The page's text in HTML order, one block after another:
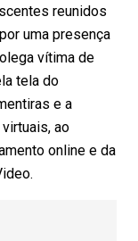
reunidos
uma presença
vítima de
tela do
e a
ao
online e da